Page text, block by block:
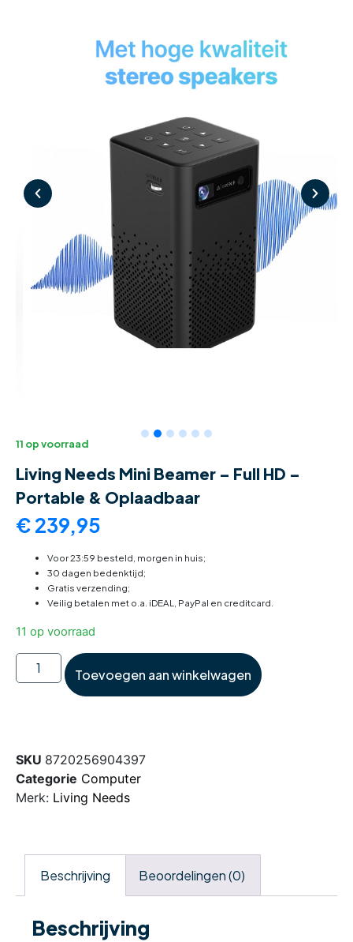
11 op voorraad
Living Needs Mini Beamer – Full HD –
Portable & Oplaadbaar
€239,95
Voor 23:59 besteld, morgen in huis;
30 dagen bedenktijd;
Gratis verzending;
Veilig betalen met o.a. iDEAL, PayPal en creditcard.
11 op voorraad
Toevoegen aan winkelwagen
SKU 8720256904397
Categorie Computer
Merk: Living Needs
Beschrijving Beoordelingen (0)
Beschrijving